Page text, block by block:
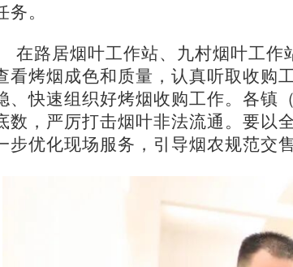
务。
在路居烟叶工作站、九村烟叶工作
看烤烟成色和质量，认真听取收购
、快速组织好烤烟收购工作。各镇
数，严厉打击烟叶非法流通。要以
步优化现场服务，引导烟农规范交